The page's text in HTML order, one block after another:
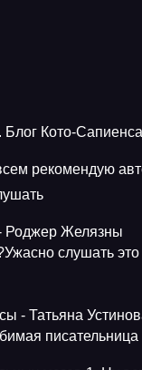
Блог Кото-
рекомендую
- Роджер Желязны
слушать это
- Татьяна
писательница